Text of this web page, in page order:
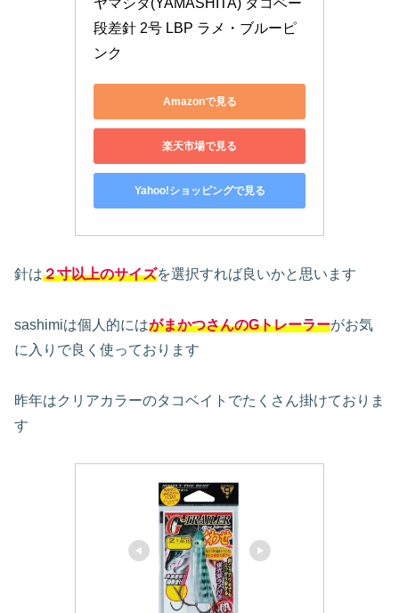
ヤマシタ(YAMASHITA) タコベー
段差針 2号 LBP ラメ・ブルーピ
ンク
Amazonで見る
楽天市場で見る
Yahoo!ショッピングで見る
針は２寸以上のサイズを選択すれば良いかと思います
sashimiは個人的にはがまかつさんのGトレーラーがお気
に入りで良く使っております
昨年はクリアカラーのタコベイトでたくさん掛けておりま
す